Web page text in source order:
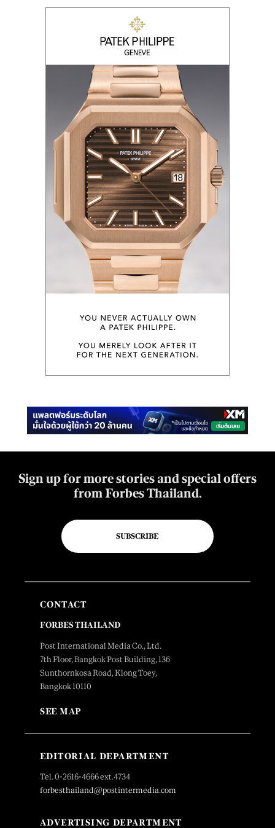
Sign up for more stories and special offers
from Forbes Thailand.
SUBSCRIBE
CONTACT
FORBES THAILAND
Post International Media Co., Ltd.
7th Floor, Bangkok Post Building, 136
Sunthornkosa Road, Klong Toey,
Bangkok 10110
SEE MAP
EDITORIAL DEPARTMENT
Tel. 0-2616-4666 ext.4734
forbesthailand@postintermedia.com
ADVERTISING DEPARTMENT